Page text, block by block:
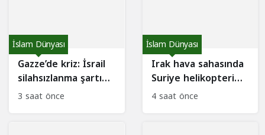
Gazze’de kriz: İsrail
silahsızlanma şartı
koştu, arabulucular
İslam Dünyası
3 saat önce
Irak hava sahasında
Suriye helikopteri
iddiası sosyal
İslam Dünyası
4 saat önce